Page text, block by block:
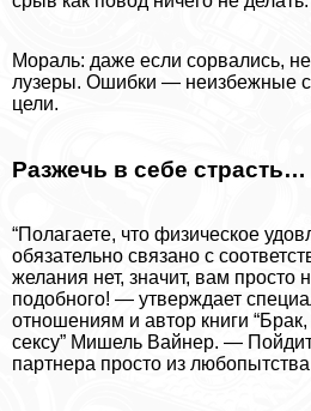
Мораль: даже если сорвались,
лузеры. Ошибки — неизбежные
цели.
Разжечь в себе
“Полагаете, что физическое
обязательно связано с
желания нет, значит, вам просто
подобного! — утверждает
отношениям и автор книги
ceкcу” Мишель Вайнер. —
партнера просто из любопытства